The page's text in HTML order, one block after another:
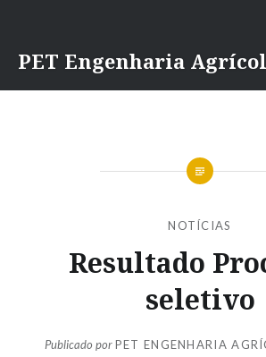
conteúdo
PET Engenharia
NOTÍCIAS
Resultado
seletivo
Publicado porPET ENGENHARIA